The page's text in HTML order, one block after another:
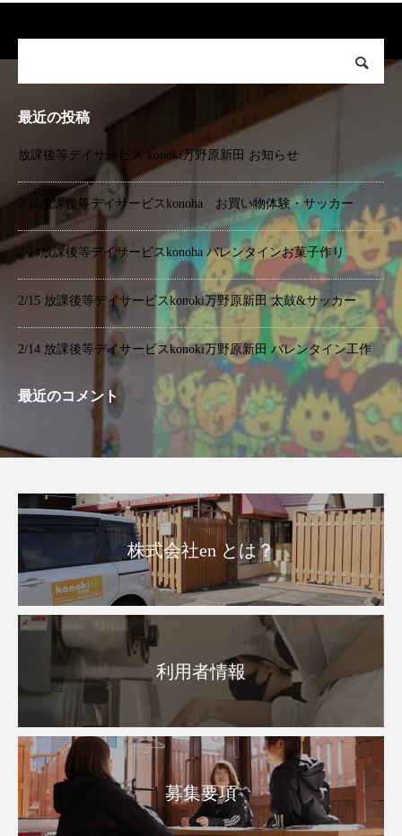
最近の投稿
放課後等デイサービス konoki万野原新田 お知らせ
2/15放課後等デイサービスkonoha お買い物体験・サッカー
2/14放課後等デイサービスkonoha バレンタインお菓子作り
2/15 放課後等デイサービスkonoki万野原新田 太鼓&サッカー
2/14 放課後等デイサービスkonoki万野原新田 バレンタイン工作
最近のコメント
株式会社en とは？
利用者情報
募集要項